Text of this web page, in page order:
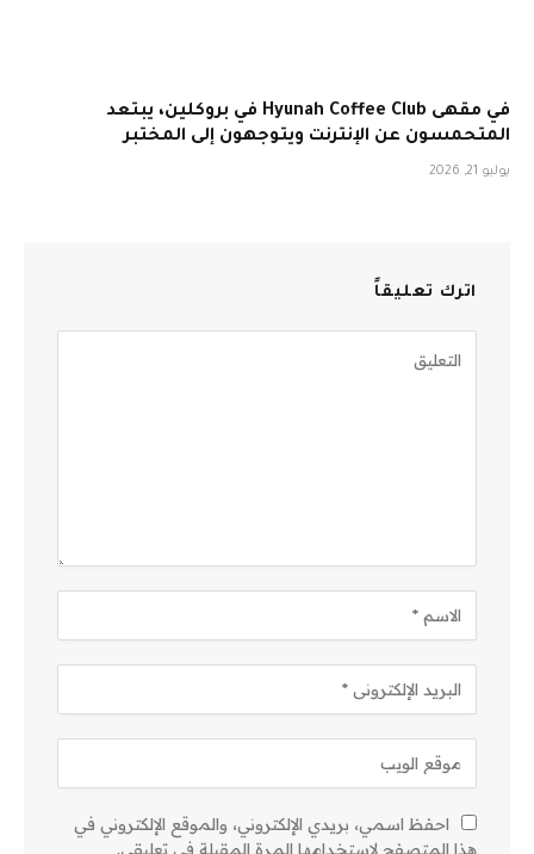
في مقهى Hyunah Coffee Club في بروكلين، يبتعد
المتحمسون عن الإنترنت ويتوجهون إلى المختبر
يوليو 21, 2026
اترك تعليقاً
احفظ اسمي، بريدي الإلكتروني، والموقع الإلكتروني في
هذا المتصفح لاستخدامها المرة المقبلة في تعليقي.